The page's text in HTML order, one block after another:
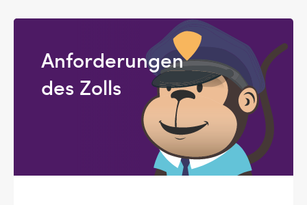
Anforderungen
des Zolls